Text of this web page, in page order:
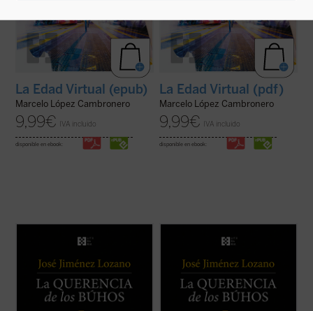
La Edad Virtual (epub)
Marcelo López Cambronero
9,99€ IVA incluido
disponible en ebook:
La Edad Virtual (pdf)
Marcelo López Cambronero
9,99€ IVA incluido
disponible en ebook:
todas inéditas, que nos desvelan el
vivencias son transformados en relatos
que nos sitúan ante aquellos instantes de la
vida que la hacen más verdadera. ...(ver
todas inéditas, que nos desvelan el
vivencias son transformados en relatos
que nos sitúan ante aquellos instantes de la
vida que la hacen más verdadera. ...(ver